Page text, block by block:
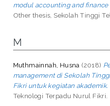
modul accounting and finance
Other thesis, Sekolah Tinggi
M
Muthmainnah, Husna (2018)
management di Sekolah
Fikri untuk kegiatan akademik.
Teknologi Terpadu Nurul Fikri.